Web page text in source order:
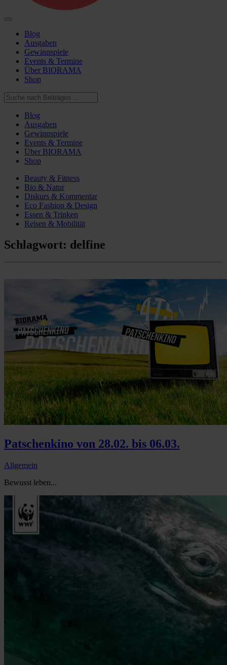
Blog
Ausgaben
Gewinnspiele
Events & Termine
Über BIORAMA
Shop
Blog
Ausgaben
Gewinnspiele
Events & Termine
Über BIORAMA
Shop
Beauty & Fitness
Bio & Natur
Diskurs & Kommentar
Eco Fashion & Design
Essen & Trinken
Reisen & Mobilität
Schlagwort: delfine
Patschenkino von 28.02. bis 06.03.
Allgemein
Bewusst leben...